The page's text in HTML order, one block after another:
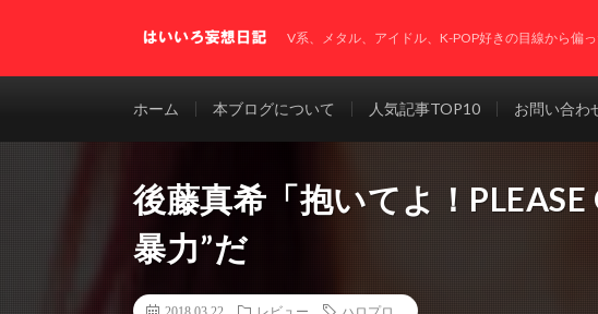
V系、メタル、アイドル、K-POP好きの目線から偏
ホーム 本ブログについて 人気記事TOP10 お問い合わ
後藤真希「抱いてよ！
暴力”だ
2018.03.22 レビュー ハロプロ